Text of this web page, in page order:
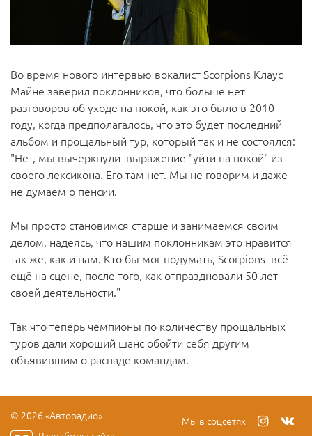
Во время нового интервью вокалист Scorpions Клаус
Майне заверил поклонников, что больше нет
разговоров об уходе на покой, как это было в 2010
году, когда предполагалось, что это будет последний
альбом и прощальный тур, который так и не состоялся:
"Нет, мы вычеркнули выражение "уйти на покой" из
своего лексикона. Его там нет. Мы не говорим и даже
не думаем о пенсии.
Мы просто становимся старше и занимаемся своим
делом, надеясь, что нашим поклонникам это нравится
так же, как и нам. Кто бы мог подумать, Scorpions всё
ещё на сцене, после того, как отпраздновали 50 лет
своей деятельности."
Так что теперь чемпионы по количеству прощальных
туров дали хороший шанс обойти себя другим
объявившим о распаде командам.
© 2026 «Авторадио»
Мы в соцсетях